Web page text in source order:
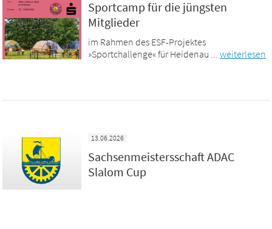
Sportcamp für die jüngsten
Mitglieder
im Rahmen des ESF-Projektes
»Sportchallenge« für Heidenau ... weiterlesen
13.06.2026
Sachsenmeistersschaft ADAC
Slalom Cup